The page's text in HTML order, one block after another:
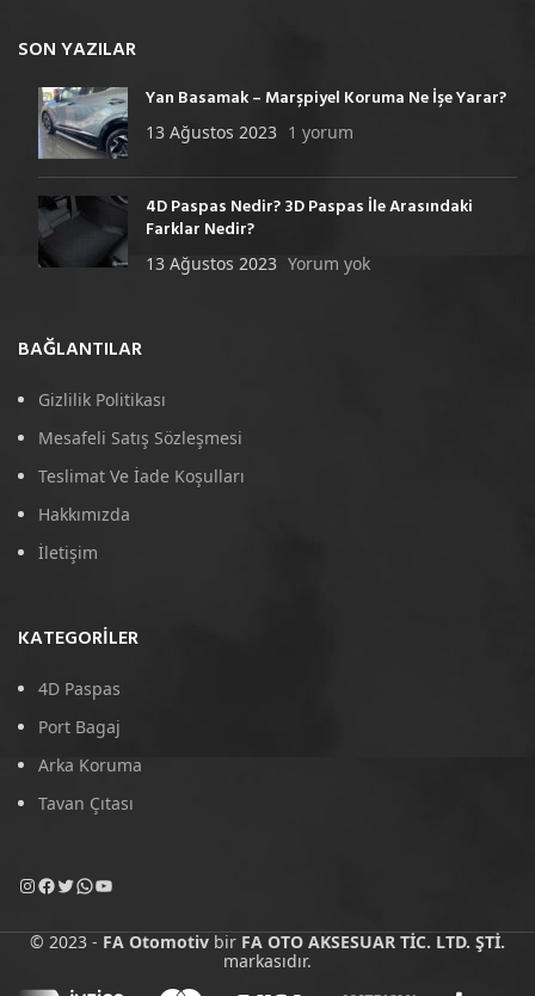
SON YAZILAR
Yan Basamak – Marşpiyel Koruma Ne İşe Yarar?
13 Ağustos 2023 1 yorum
4D Paspas Nedir? 3D Paspas İle Arasındaki
Farklar Nedir?
13 Ağustos 2023 Yorum yok
BAĞLANTILAR
Gizlilik Politikası
Mesafeli Satış Sözleşmesi
Teslimat Ve İade Koşulları
Hakkımızda
İletişim
KATEGORILER
4D Paspas
Port Bagaj
Arka Koruma
Tavan Çıtası
© 2023 - FA Otomotiv bir FA OTO AKSESUAR TİC. LTD. ŞTİ.
markasıdır.